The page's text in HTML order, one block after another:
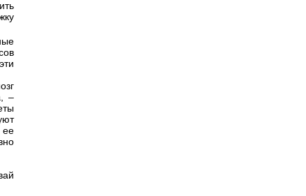
–
ее